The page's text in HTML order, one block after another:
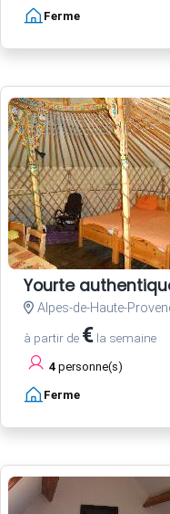
Ferme
Yourte
Alpes-de-Haute-
à partir de € la semaine
4 personne(s)
Ferme